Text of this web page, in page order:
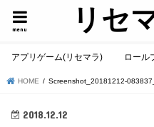
リセ
menu
アプリゲーム(リセマラ) ロール
HOME Screenshot_20181212-
2018.12.12